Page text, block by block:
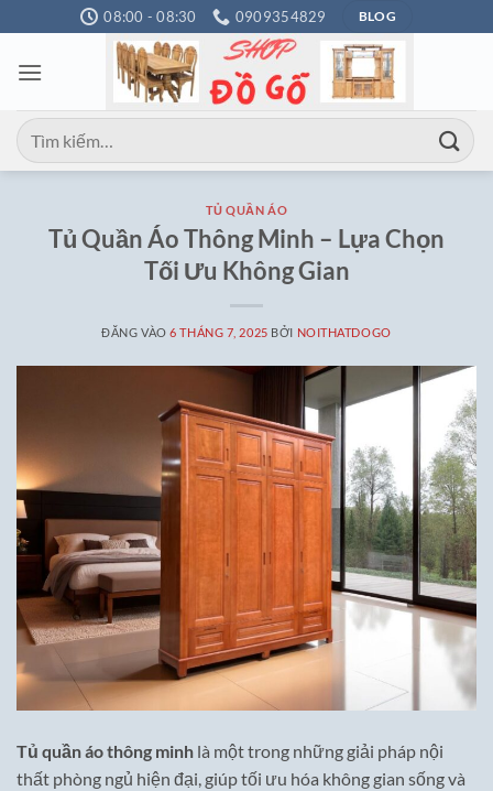
qua
nội
08:00 - 08:30 0909354829 BLOG
Tìm
kiếm:
TỦ QUẦN ÁO
Tủ Quần Áo Thông Minh – Lựa Chọn
Tối Ưu Không Gian
ĐĂNG VÀO6 THÁNG 7, 2025 BỞI NOITHATDOGO
Tủ quần áo thông minh là một trong những giải pháp nội
thất phòng ngủ hiện đại, giúp tối ưu hóa không gian sống và